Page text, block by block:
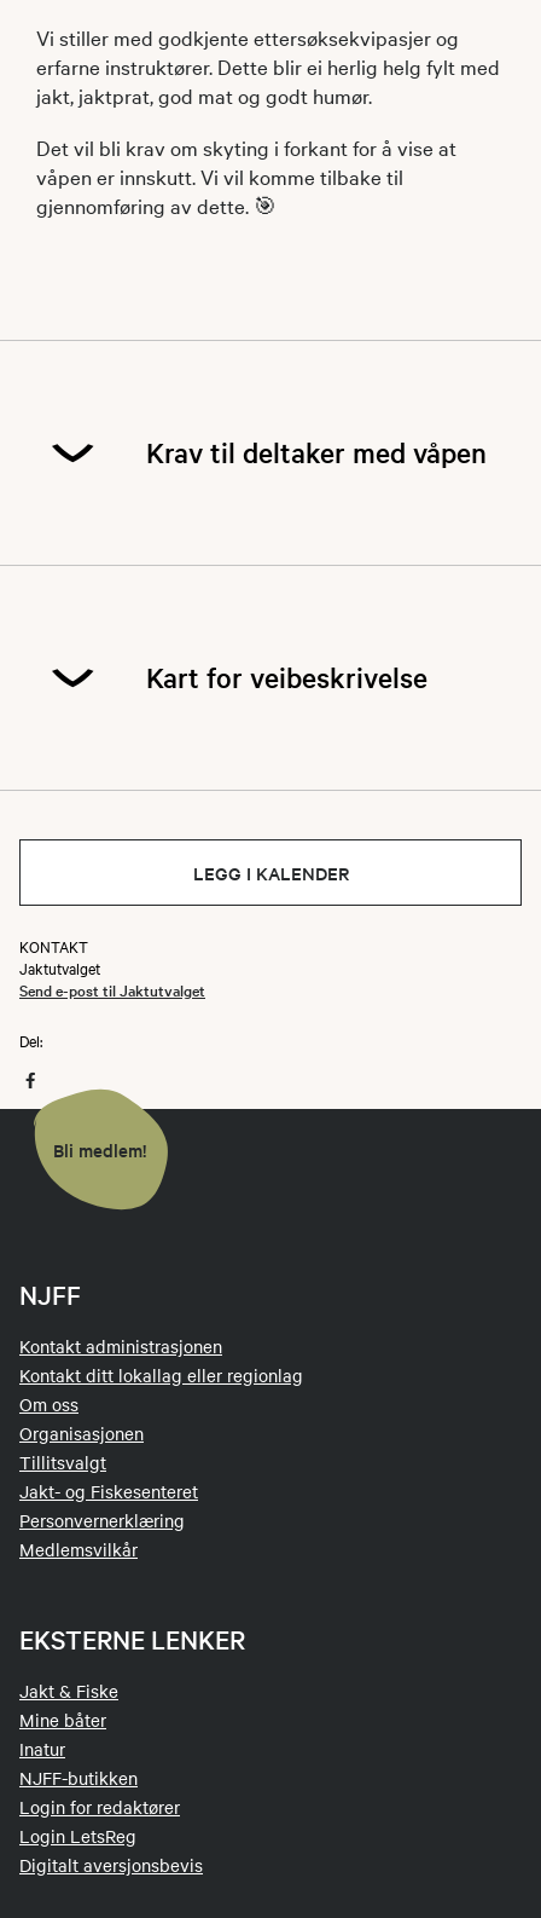
Vi stiller med godkjente ettersøksekvipasjer og
erfarne instruktører. Dette blir ei herlig helg fylt med
jakt, jaktprat, god mat og godt humør.
Det vil bli krav om skyting i forkant for å vise at
våpen er innskutt. Vi vil komme tilbake til
gjennomføring av dette. 🎯
Krav til deltaker med våpen
utlånserklæring)
imøtekommer kravene fraForskrift om
utøvelse av jakt, felling og fangst, kapittel 5
Kart for veibeskrivelse
LEGG I KALENDER
KONTAKT
Jaktutvalget
Send e-post til Jaktutvalget
Del:
Bli medlem!
NJFF
Kontakt administrasjonen
Kontakt ditt lokallag eller regionlag
Om oss
Organisasjonen
Tillitsvalgt
Jakt- og Fiskesenteret
Personvernerklæring
Medlemsvilkår
EKSTERNE LENKER
Jakt & Fiske
Mine båter
Inatur
NJFF-butikken
Login for redaktører
Login LetsReg
Digitalt aversjonsbevis